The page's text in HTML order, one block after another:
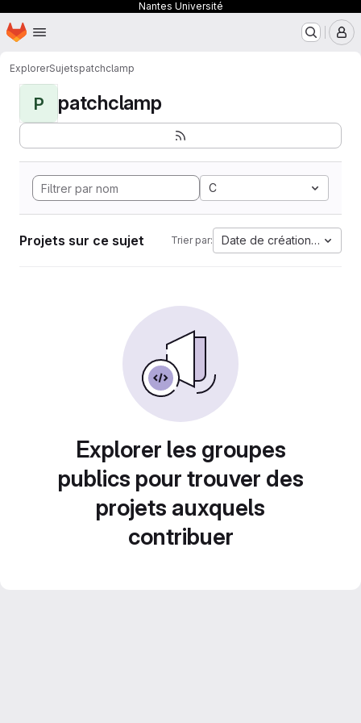
Nantes Université
Passer au contenu principal
Page d'accueil
ExplorerSujetspatchclamp
P patchclamp
C
Projets sur ce sujet Trier par: Date de création la plus
Explorer les groupes
publics pour trouver des
projets auxquels
contribuer